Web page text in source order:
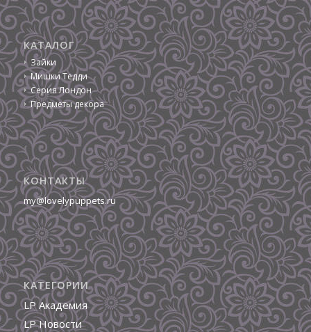
КАТАЛОГ
Зайки
Мишки Тедди
Серия Лондон
Предметы декора
КОНТАКТЫ
my@lovelypuppets.ru
КАТЕГОРИИ
LP Академия
LP Новости